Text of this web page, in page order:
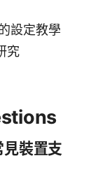
設定教學
究
裝置支